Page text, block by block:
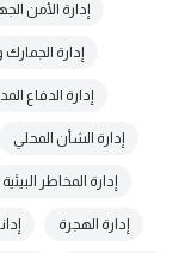
إدارة الأمن
إدارة
إدارة الدفاع
إدارة الشأن المحلي
إدارة المخاطر البيئية
إدارة الهجرة